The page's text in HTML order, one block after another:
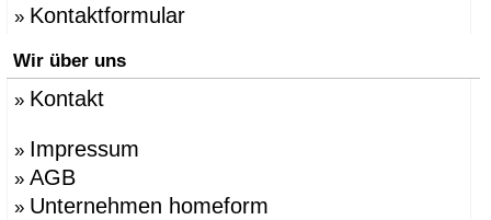
» Kontaktformular
Wir über uns
» Kontakt
» Impressum
» AGB
» Unternehmen homeform